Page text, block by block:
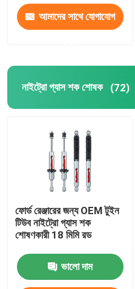
আমাদের সাথে যোগাযোগ
নাইট্রো গ্যাস শক শোষক (72)
ফোর্ড রেঞ্জারের জন্য OEM টুইন
টিউব নাইট্রো গ্যাস শক
শোষণকারী 18 মিমি রড
ভালো দাম